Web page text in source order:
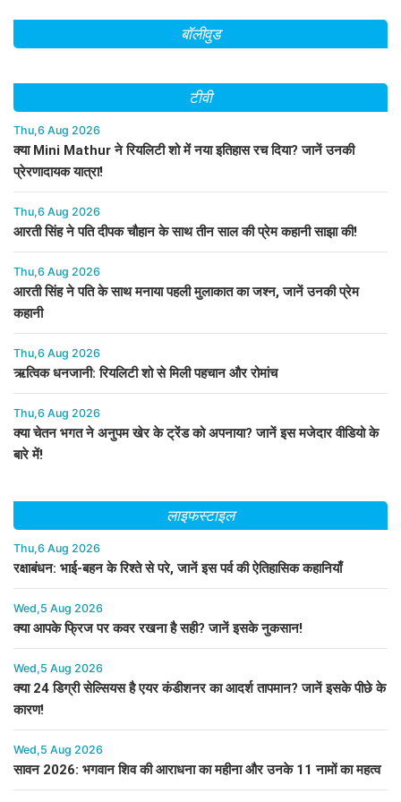
बॉलीवुड
टीवी
Thu,6 Aug 2026
क्या Mini Mathur ने रियलिटी शो में नया इतिहास रच दिया? जानें उनकी
प्रेरणादायक यात्रा!
Thu,6 Aug 2026
आरती सिंह ने पति दीपक चौहान के साथ तीन साल की प्रेम कहानी साझा की!
Thu,6 Aug 2026
आरती सिंह ने पति के साथ मनाया पहली मुलाकात का जश्न, जानें उनकी प्रेम
कहानी
Thu,6 Aug 2026
ऋत्विक धनजानी: रियलिटी शो से मिली पहचान और रोमांच
Thu,6 Aug 2026
क्या चेतन भगत ने अनुपम खेर के ट्रेंड को अपनाया? जानें इस मजेदार वीडियो के
बारे में!
लाइफस्टाइल
Thu,6 Aug 2026
रक्षाबंधन: भाई-बहन के रिश्ते से परे, जानें इस पर्व की ऐतिहासिक कहानियाँ
Wed,5 Aug 2026
क्या आपके फ्रिज पर कवर रखना है सही? जानें इसके नुकसान!
Wed,5 Aug 2026
क्या 24 डिग्री सेल्सियस है एयर कंडीशनर का आदर्श तापमान? जानें इसके पीछे के
कारण!
Wed,5 Aug 2026
सावन 2026: भगवान शिव की आराधना का महीना और उनके 11 नामों का महत्व